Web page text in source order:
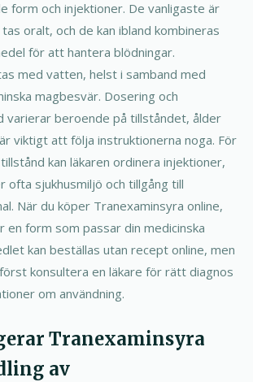
form och injektioner. De vanligaste är
oralt, och de kan ibland kombineras
för att hantera blödningar.
med vatten, helst i samband med
magbesvär. Dosering och
varierar beroende på tillståndet, ålder
viktigt att följa instruktionerna noga. För
kan läkaren ordinera injektioner,
ofta sjukhusmiljö och tillgång till
När du köper Tranexaminsyra online,
en form som passar din medicinska
kan beställas utan recept online, men
konsultera en läkare för rätt diagnos
om användning.
Tranexaminsyra
av